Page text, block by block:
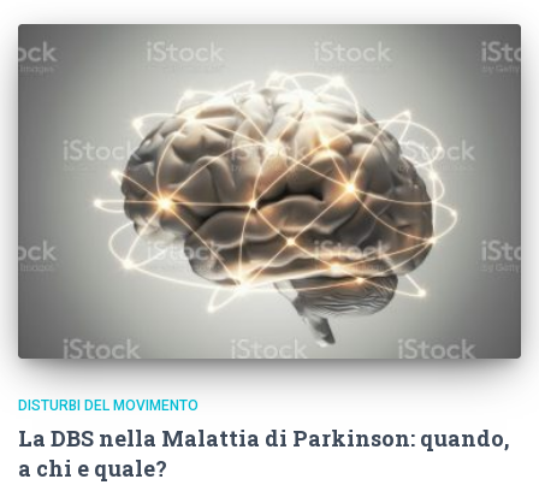
DISTURBI DEL MOVIMENTO
La DBS nella Malattia di Parkinson: quando,
a chi e quale?